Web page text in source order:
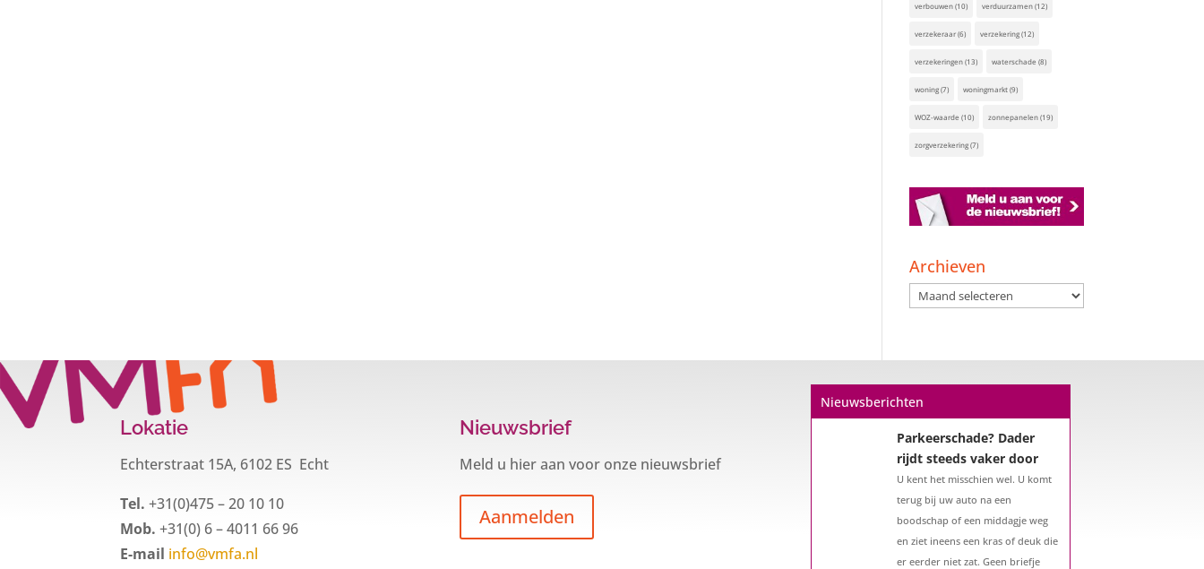
verbouwen(10) verduurzamen(12)
verzekeraar(6) verzekering(12)
verzekeringen(13) waterschade (8)
woning(7) woningmarkt(9)
WOZ-waarde (10) zonnepanelen(19)
zorgverzekering(7)
Archieven
Archieven
Lokatie
Echterstraat 15A, 6102 ES Echt
Tel. +31(0)475 – 20 10 10
Mob. +31(0) 6 – 4011 66 96
E-mail info@vmfa.nl
Nieuwsbrief
Meld u hier aan voor onze nieuwsbrief
Aanmelden
Nieuwsberichten
Een hypotheek na uw
mogelijkheden
De woningmarkt is nog steeds in
beweging. Misschien denkt u na
hypotheek als u 57 jaar of ouder
bent?...
Parkeerschade? Dader
rijdt steeds vaker door
U kent het misschien wel. U komt
terug bij uw auto na een
boodschap of een middagje weg
en ziet ineens een kras of deuk die
er eerder niet zat. Geen briefje